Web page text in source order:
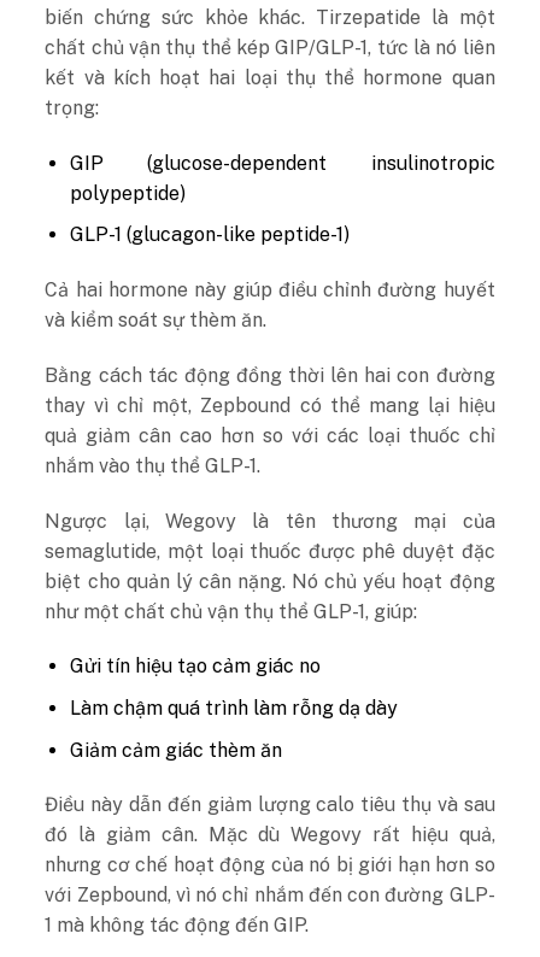
biến chứng sức khỏe khác. Tirzepatide là một
chất chủ vận thụ thể kép GIP/GLP-1, tức là nó liên
kết và kích hoạt hai loại thụ thể hormone quan
trọng:
GIP (glucose-dependent insulinotropic
polypeptide)
GLP-1 (glucagon-like peptide-1)
Cả hai hormone này giúp điều chỉnh đường huyết
và kiểm soát sự thèm ăn.
Bằng cách tác động đồng thời lên hai con đường
thay vì chỉ một, Zepbound có thể mang lại hiệu
quả giảm cân cao hơn so với các loại thuốc chỉ
nhắm vào thụ thể GLP-1.
Ngược lại, Wegovy là tên thương mại của
semaglutide, một loại thuốc được phê duyệt đặc
biệt cho quản lý cân nặng. Nó chủ yếu hoạt động
như một chất chủ vận thụ thể GLP-1, giúp:
Gửi tín hiệu tạo cảm giác no
Làm chậm quá trình làm rỗng dạ dày
Giảm cảm giác thèm ăn
Điều này dẫn đến giảm lượng calo tiêu thụ và sau
đó là giảm cân. Mặc dù Wegovy rất hiệu quả,
nhưng cơ chế hoạt động của nó bị giới hạn hơn so
với Zepbound, vì nó chỉ nhắm đến con đường GLP-
1 mà không tác động đến GIP.